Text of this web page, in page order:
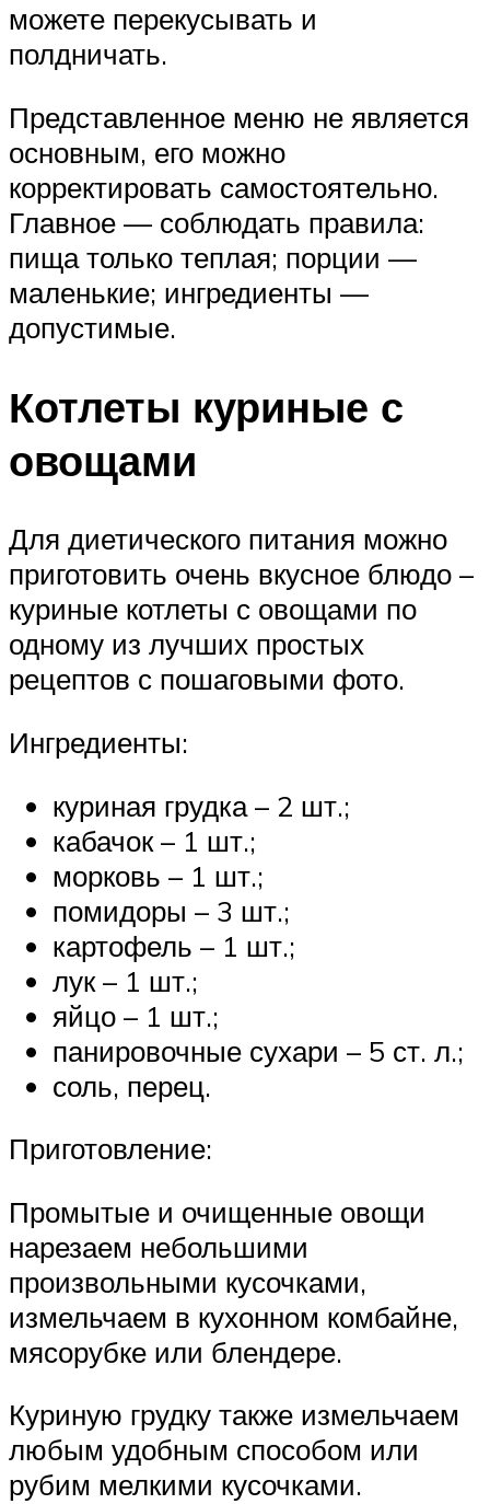
можете перекусывать и
полдничать.
Представленное меню не является
основным, его можно
корректировать самостоятельно.
Главное — соблюдать правила:
пища только теплая; порции —
маленькие; ингредиенты —
допустимые.
Котлеты куриные с
овощами
Для диетического питания можно
приготовить очень вкусное блюдо –
куриные котлеты с овощами по
одному из лучших простых
рецептов с пошаговыми фото.
Ингредиенты:
куриная грудка – 2 шт.;
кабачок – 1 шт.;
морковь – 1 шт.;
помидоры – 3 шт.;
картофель – 1 шт.;
лук – 1 шт.;
яйцо – 1 шт.;
панировочные сухари – 5 ст. л.;
соль, перец.
Приготовление:
Промытые и очищенные овощи
нарезаем небольшими
произвольными кусочками,
измельчаем в кухонном комбайне,
мясорубке или блендере.
Куриную грудку также измельчаем
любым удобным способом или
рубим мелкими кусочками.